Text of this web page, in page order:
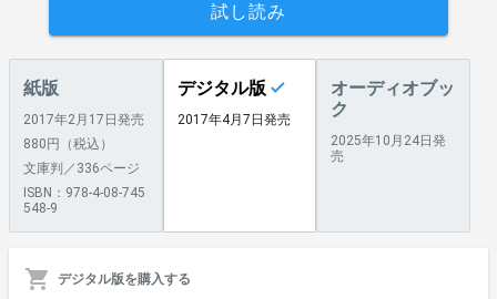
試し読み
紙版
2017年2月17日発売
880円（税込）
文庫判／336ページ
ISBN：978-4-08-745
548-9
デジタル版
2017年4月7日発売
オーディオブッ
ク
2025年10月24日発
売
デジタル版を購入する